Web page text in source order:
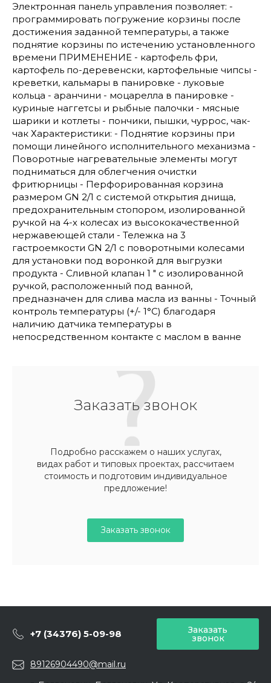
Электронная панель управления позволяет: -
программировать погружение корзины после
достижения заданной температуры, а также
поднятие корзины по истечению установленного
времени ПРИМЕНЕНИЕ - картофель фри,
картофель по-деревенски, картофельные чипсы -
креветки, кальмары в панировке - луковые
кольца - аранчини - моцарелла в панировке -
куриные наггетсы и рыбные палочки - мясные
шарики и котлеты - пончики, пышки, чуррос, чак-
чак Характеристики: - Поднятие корзины при
помощи линейного исполнительного механизма -
Поворотные нагревательные элементы могут
подниматься для облегчения очистки
фритюрницы - Перфорированная корзина
размером GN 2/1 с системой открытия днища,
предохранительным стопором, изолированной
ручкой на 4-х колесах из высококачественной
нержавеющей стали - Тележка на 3
гастроемкости GN 2/1 с поворотными колесами
для установки под воронкой для выгрузки
продукта - Сливной клапан 1 " с изолированной
ручкой, расположенный под ванной,
предназначен для слива масла из ванны - Точный
контроль температуры (+/- 1°C) благодаря
наличию датчика температуры в
непосредственном контакте с маслом в ванне
Заказать звонок
Подробно расскажем о наших услугах,
видах работ и типовых проектах, рассчитаем
стоимость и подготовим индивидуальное
предложение!
Заказать звонок
+7 (34376) 5-09-98 Заказать
звонок
89126904490@mail.ru